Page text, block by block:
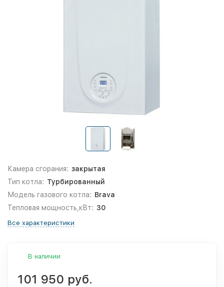
Камера сгорания: закрытая
Тип котла: Турбированный
Модель газового котла: Brava
Тепловая мощность,кВт: 30
Все характеристики
В наличии
101 950 руб.